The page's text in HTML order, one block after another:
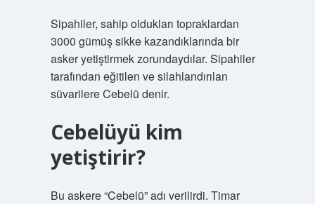
Sipahiler, sahip oldukları topraklardan
3000 gümüş sikke kazandıklarında bir
asker yetiştirmek zorundaydılar. Sipahiler
tarafından eğitilen ve silahlandırılan
süvarilere Cebelü denir.
Cebelüyü kim
yetiştirir?
Bu askere “Cebelü” adı verilirdi. Timar